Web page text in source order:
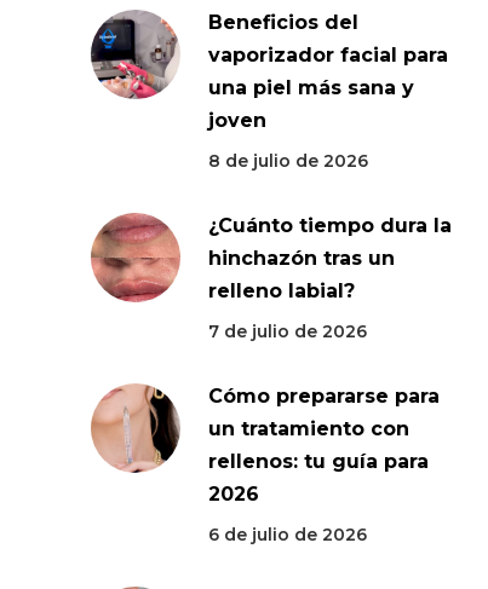
Beneficios del
vaporizador facial para
una piel más sana y
joven
8 de julio de 2026
¿Cuánto tiempo dura la
hinchazón tras un
relleno labial?
7 de julio de 2026
Cómo prepararse para
un tratamiento con
rellenos: tu guía para
2026
6 de julio de 2026